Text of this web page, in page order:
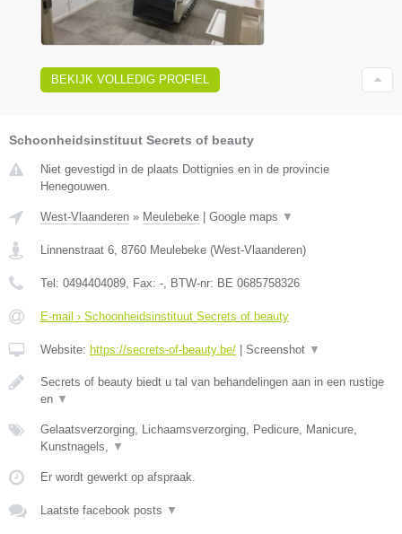
BEKIJK VOLLEDIG PROFIEL
Schoonheidsinstituut Secrets of beauty
Niet gevestigd in de plaats Dottignies en in de provincie
Henegouwen.
West-Vlaanderen » Meulebeke Google maps ▼
Linnenstraat 6, 8760 Meulebeke (West-Vlaanderen)
Tel: 0494404089, Fax: -, BTW-nr: BE 0685758326
E-mail › Schoonheidsinstituut Secrets of beauty
Website: https://secrets-of-beauty.be/ Screenshot ▼
Secrets of beauty biedt u tal van behandelingen aan in een rustige
en ▼
Gelaatsverzorging, Lichaamsverzorging, Pedicure, Manicure,
Kunstnagels, ▼
Er wordt gewerkt op afspraak.
Laatste facebook posts ▼